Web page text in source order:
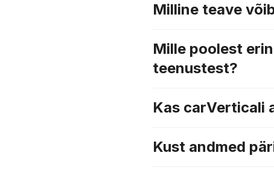
Milline teave
Mille poolest
teenustest?
Kas carVerticali
Kust andmed